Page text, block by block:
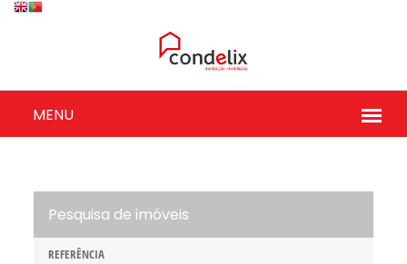
Pesquisa de imóveis
REFERÊNCIA